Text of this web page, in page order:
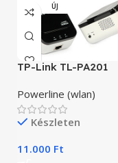
ÚJ
TP-Link TL-PA201
Powerline (wlan)
Készleten
11.000 Ft